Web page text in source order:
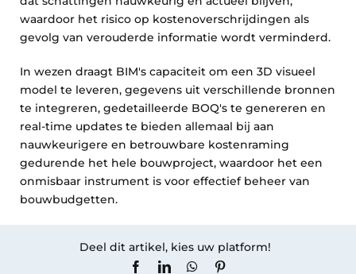
waardoor het risico op kostenoverschrijdingen als
gevolg van verouderde informatie wordt verminderd.
In wezen draagt BIM's capaciteit om een 3D visueel
model te leveren, gegevens uit verschillende bronnen
te integreren, gedetailleerde BOQ's te genereren en
real-time updates te bieden allemaal bij aan
nauwkeurigere en betrouwbare kostenraming
gedurende het hele bouwproject, waardoor het een
onmisbaar instrument is voor effectief beheer van
bouwbudgetten.
Deel dit artikel, kies uw platform!